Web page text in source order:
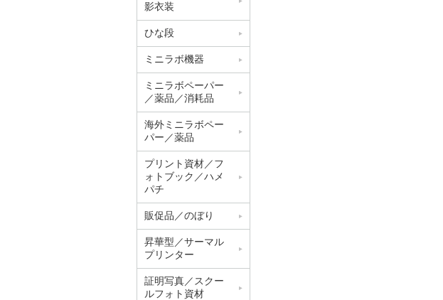
影衣装
ひな段
ミニラボ機器
ミニラボペーパー
／薬品／消耗品
海外ミニラボペー
パー／薬品
プリント資材／フ
ォトブック／ハメ
パチ
販促品／のぼり
昇華型／サーマル
プリンター
証明写真／スクー
ルフォト資材